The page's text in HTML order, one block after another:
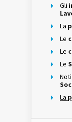
Gli
La
Le
Le
Le
La